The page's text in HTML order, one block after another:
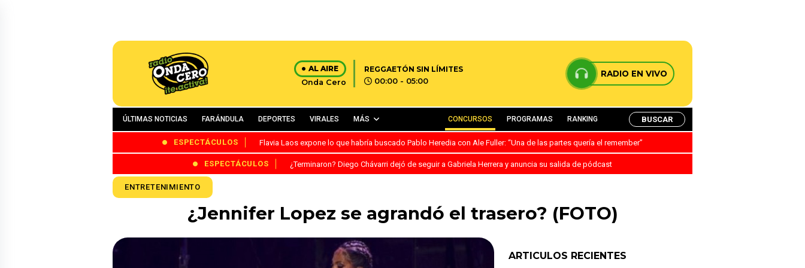
AL AIRE
Onda Cero
REGGAETÓN SIN LÍMITES
00:00 - 05:00
RADIO EN VIVO
ÚLTIMAS NOTICIAS FARÁNDULA DEPORTES VIRALES MÁS CONCURSOS PROGRAMAS RANKING BUSCAR
ESPECTÁCULOS Flavia Laos expone lo que habría buscado Pablo Heredia con Ale Fuller: “Una de las partes quería el remember”
ESPECTÁCULOS ¿Terminaron? Diego Chávarri dejó de seguir a Gabriela Herrera y anuncia su salida de pódcast
ENTRETENIMIENTO
¿Jennifer Lopez se agrandó el trasero? (FOTO)
ARTICULOS RECIENTES